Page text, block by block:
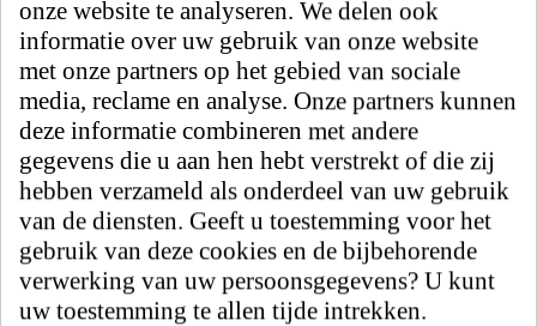
Artikelnr.20350015-00
Spray
Geen
Kleur
Chrom
Gewicht
0,1 kg
Hoogte
1,3 cm
Länge
5,7 cm
Breedte
5,7 cm
Gratis bezorging en retournering.
onze website te analyseren. We delen ook
informatie over uw gebruik van onze website
met onze partners op het gebied van sociale
media, reclame en analyse. Onze partners kunnen
deze informatie combineren met andere
gegevens die u aan hen hebt verstrekt of die zij
hebben verzameld als onderdeel van uw gebruik
van de diensten. Geeft u toestemming voor het
gebruik van deze cookies en de bijbehorende
verwerking van uw persoonsgegevens? U kunt
uw toestemming te allen tijde intrekken.